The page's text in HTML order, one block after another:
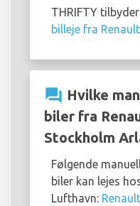
THRIFTY
billeje fra Renault
question_answer Hvilke
biler fra
Stockholm
Følgende
biler kan lejes
Lufthavn: